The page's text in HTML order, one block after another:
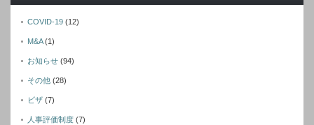
COVID-19 (12)
M&A(1)
お知らせ (94)
その他 (28)
ビザ (7)
人事評価制度 (7)